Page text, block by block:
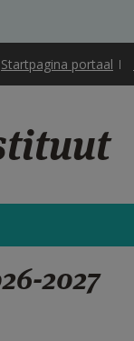
Startpagina portaal
2027